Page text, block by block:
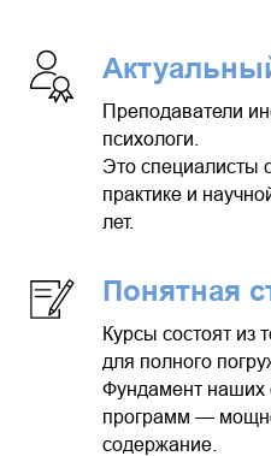
Преподаватели
психологи.
Это специалисты
практике и
лет.
Понятная
Курсы состоят из
для полного
Фундамент наших
программ —
содержание.